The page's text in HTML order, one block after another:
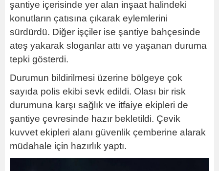
şantiye içerisinde yer alan inşaat halindeki
konutların çatısına çıkarak eylemlerini
sürdürdü. Diğer işçiler ise şantiye bahçesinde
ateş yakarak sloganlar attı ve yaşanan duruma
tepki gösterdi.
Durumun bildirilmesi üzerine bölgeye çok
sayıda polis ekibi sevk edildi. Olası bir risk
durumuna karşı sağlık ve itfaiye ekipleri de
şantiye çevresinde hazır bekletildi. Çevik
kuvvet ekipleri alanı güvenlik çemberine alarak
müdahale için hazırlık yaptı.